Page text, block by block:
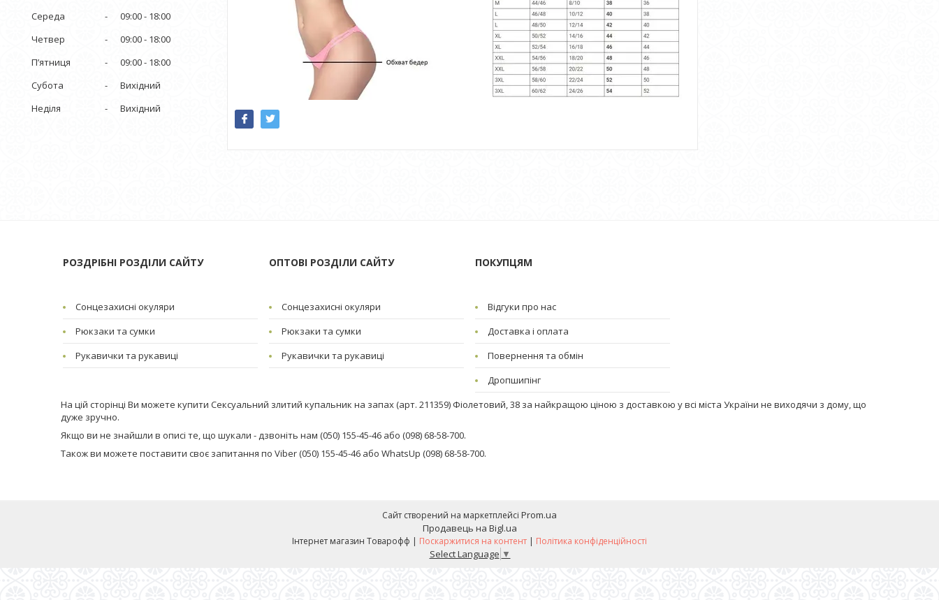
Середа
09:00
18:00
Четвер
09:00
18:00
Пʼятниця
09:00
18:00
Субота
Вихідний
Неділя
Вихідний
РОЗДРІБНІ РОЗДІЛИ САЙТУ
Сонцезахисні окуляри
Рюкзаки та сумки
Рукавички та рукавиці
ОПТОВІ РОЗДІЛИ САЙТУ
Сонцезахисні окуляри
Рюкзаки та сумки
Рукавички та рукавиці
ПОКУПЦЯМ
Відгуки про нас
Доставка і оплата
Повернення та обмін
Дропшипінг
На цій сторінці Ви можете купити Сексуальний злитий купальник на запах (арт. 211359) Фіолетовий, 38 за найкращою ціною з доставкою у всі міста України не виходячи з дому, що
дуже зручно.
Якщо ви не знайшли в описі те, що шукали - дзвоніть нам (050) 155-45-46 або (098) 68-58-700.
Також ви можете поставити своє запитання по Viber (050) 155-45-46 або WhatsUp (098) 68-58-700.
Сайт створений на маркетплейсі Prom.ua
Продавець на Bigl.ua
Інтернет магазин Товарофф | Поскаржитися на контент | Політика конфіденційності
Select Language ▼